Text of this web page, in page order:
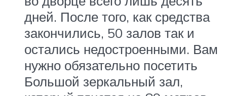
дней. После того, как средства
закончились, 50 залов так и
остались недостроенными. Вам
нужно обязательно посетить
Большой зеркальный зал,